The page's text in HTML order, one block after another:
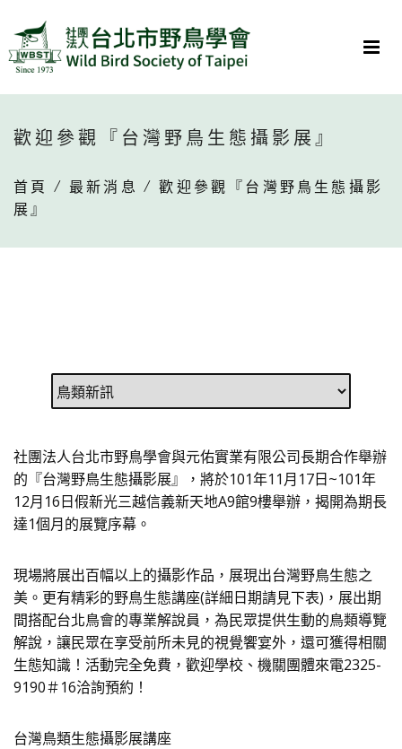
歡迎參觀『台灣野鳥生態攝影展』
首頁 / 最新消息 / 歡迎參觀『台灣野鳥生態攝影
展』
社團法人台北市野鳥學會與元佑實業有限公司長期合作舉辦
的『台灣野鳥生態攝影展』，將於101年11月17日~101年
12月16日假新光三越信義新天地A9館9樓舉辦，揭開為期長
達1個月的展覽序幕。
現場將展出百幅以上的攝影作品，展現出台灣野鳥生態之
美。更有精彩的野鳥生態講座(詳細日期請見下表)，展出期
間搭配台北鳥會的專業解說員，為民眾提供生動的鳥類導覽
解說，讓民眾在享受前所未見的視覺饗宴外，還可獲得相關
生態知識！活動完全免費，歡迎學校、機關團體來電2325-
9190＃16洽詢預約！
台灣鳥類生態攝影展講座